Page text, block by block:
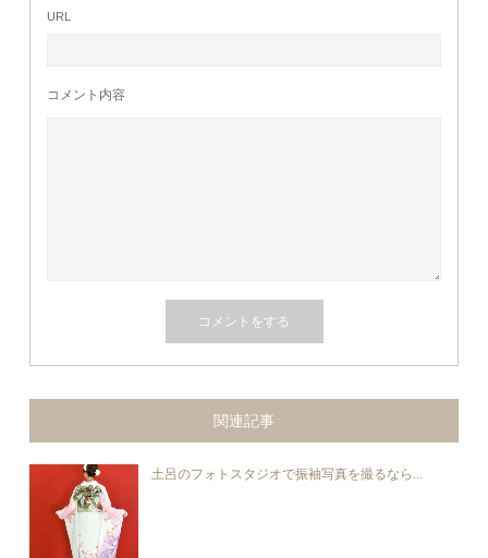
URL
コメント内容
関連記事
土呂のフォトスタジオで振袖写真を撮るなら...